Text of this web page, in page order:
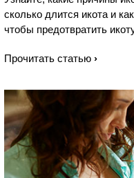
сколько длится икота и
чтобы предотвратить
Прочитать статью